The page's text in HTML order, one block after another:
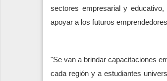
sectores empresarial y
apoyar a los futuros
"Se van a brindar capacitaciones
cada región y a estudiantes